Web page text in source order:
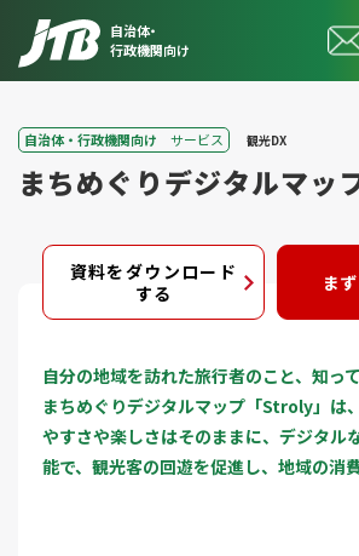
自治体・
行政機関向け
自治体・行政機関向け サービス 観光DX
まちめぐりデジタルマッ
資料をダウンロード
する
ま
自分の地域を訪れた旅行者のこと、知っ
まちめぐりデジタルマップ「Stroly」は
やすさや楽しさはそのままに、デジタル
能で、観光客の回遊を促進し、地域の消